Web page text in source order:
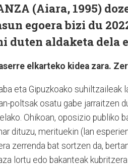
(Aiara, 1995)
egoera bizi du
duten aldaketa dela
elkarteko kidea zara.
eta Gipuzkoako suhiltzaileak
poltsak osatu gabe jarraitzen
Ohikoan, oposizio publiko
dituzu, merituekin (lan
zerrenda bat sortzen da,
lortu edo bakanteak